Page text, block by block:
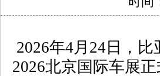
2026年4月 24 日，
2026北京国际车展